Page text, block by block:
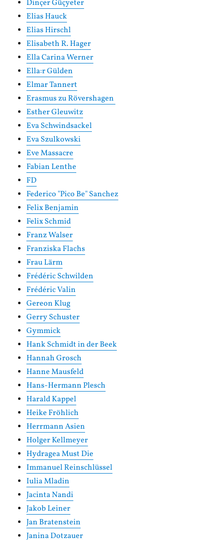
Dinçer Güçyeter
Elias Hauck
Elias Hirschl
Elisabeth R. Hager
Ella Carina Werner
Ella:r Gülden
Elmar Tannert
Erasmus zu Rövershagen
Esther Gleuwitz
Eva Schwindsackel
Eva Szulkowski
Eve Massacre
Fabian Lenthe
FD
Federico "Pico Be" Sanchez
Felix Benjamin
Felix Schmid
Franz Walser
Franziska Flachs
Frau Lärm
Frédéric Schwilden
Frédéric Valin
Gereon Klug
Gerry Schuster
Gymmick
Hank Schmidt in der Beek
Hannah Grosch
Hanne Mausfeld
Hans-Hermann Plesch
Harald Kappel
Heike Fröhlich
Herrmann Asien
Holger Kellmeyer
Hydragea Must Die
Immanuel Reinschlüssel
Iulia Mladin
Jacinta Nandi
Jakob Leiner
Jan Bratenstein
Janina Dotzauer